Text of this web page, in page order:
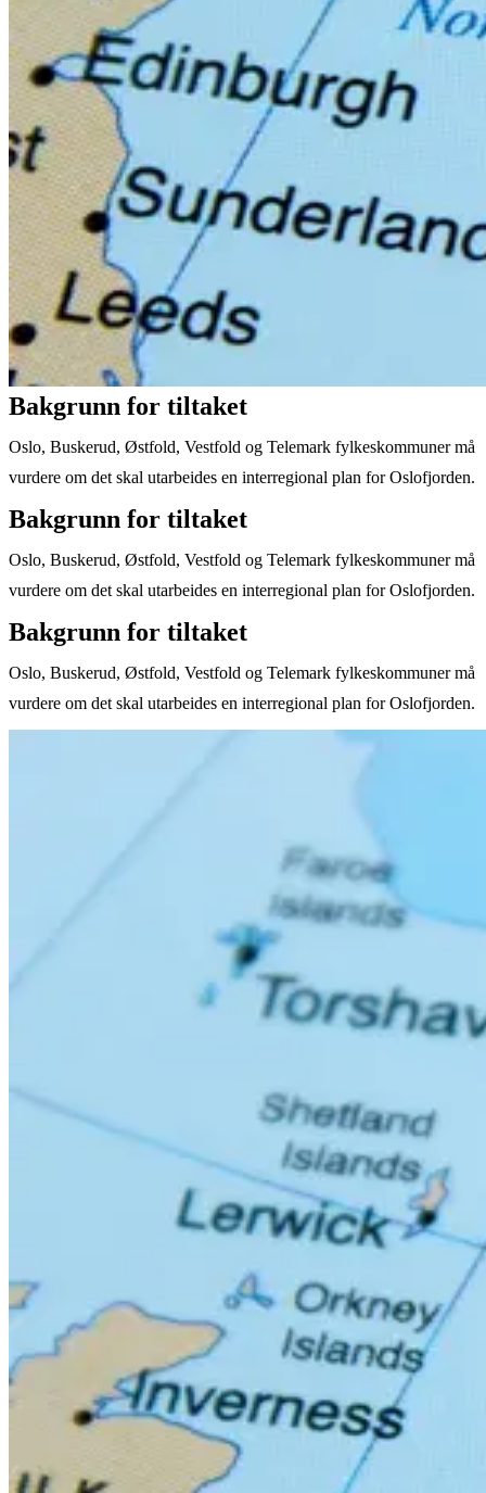
Bakgrunn for tiltaket
Oslo, Buskerud, Østfold, Vestfold og Telemark fylkeskommuner må
vurdere om det skal utarbeides en interregional plan for Oslofjorden.
Bakgrunn for tiltaket
Oslo, Buskerud, Østfold, Vestfold og Telemark fylkeskommuner må
vurdere om det skal utarbeides en interregional plan for Oslofjorden.
Bakgrunn for tiltaket
Oslo, Buskerud, Østfold, Vestfold og Telemark fylkeskommuner må
vurdere om det skal utarbeides en interregional plan for Oslofjorden.